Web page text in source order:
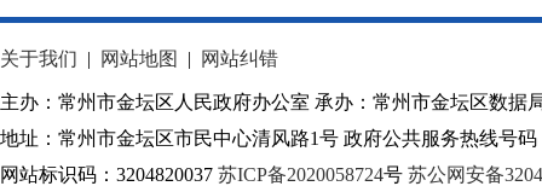
关于我们 | 网站地图 | 网站纠错
主办：常州市金坛区人民政府办公室 承办：常州市金坛区数据
地址：常州市金坛区市民中心清风路1号 政府公共服务热线号码
网站标识码：3204820037 苏ICP备2020058724号 苏公网安备